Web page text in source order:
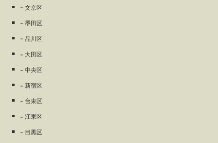
文京区
墨田区
品川区
大田区
中央区
新宿区
台東区
江東区
目黒区